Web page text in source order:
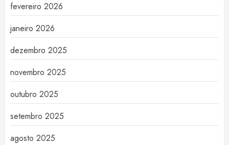
fevereiro 2026
janeiro 2026
dezembro 2025
novembro 2025
outubro 2025
setembro 2025
agosto 2025